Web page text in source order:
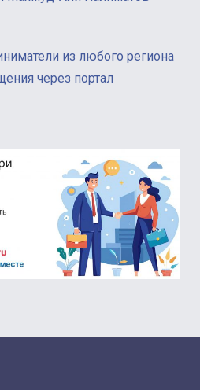
из любого региона
через портал